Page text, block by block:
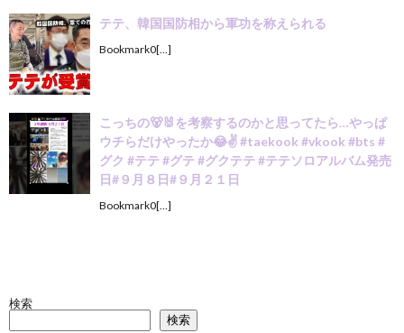
テテ、韓国国防相から軍功を称えられる
Bookmark0[…]
こっちの🐻🐰を考察するのかと思ってたら…やっぱ
ウチらだけやったか😂✌️ #taekook #vkook #bts #
グク #テテ #グテ #グクテテ #テテソロアルバム発売
日#９月８日#９月２１日
Bookmark0[…]
検索
検索